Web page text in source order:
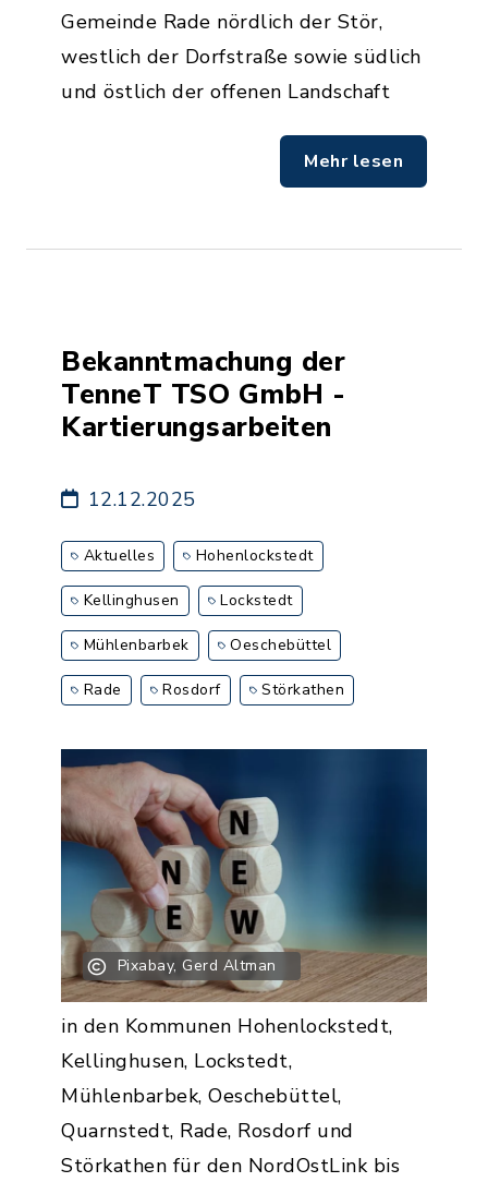
Gemeinde Rade nördlich der Stör,
westlich der Dorfstraße sowie südlich
und östlich der offenen Landschaft
Mehr lesen
Bekanntmachung der
TenneT TSO GmbH -
Kartierungsarbeiten
12.12.2025
Aktuelles Hohenlockstedt
Kellinghusen Lockstedt
Mühlenbarbek Oeschebüttel
Rade Rosdorf Störkathen
Pixabay, Gerd Altman
in den Kommunen Hohenlockstedt,
Kellinghusen, Lockstedt,
Mühlenbarbek, Oeschebüttel,
Quarnstedt, Rade, Rosdorf und
Störkathen für den NordOstLink bis